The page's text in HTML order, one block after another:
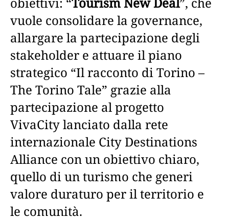
vuole consolidare la governance,
allargare la partecipazione degli
stakeholder e attuare il piano
strategico “Il racconto di Torino –
The Torino Tale” grazie alla
partecipazione al progetto
VivaCity lanciato dalla rete
internazionale City Destinations
Alliance con un obiettivo chiaro,
quello di un turismo che generi
valore duraturo per il territorio e
le comunità.